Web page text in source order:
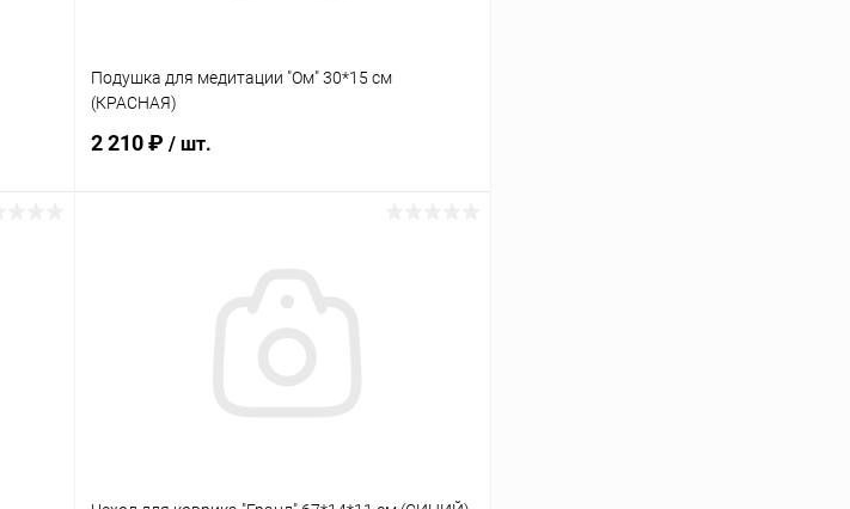
Подушка для медитации "Ом" 30*15 см
(КРАСНАЯ)
2 210 ₽ / шт.